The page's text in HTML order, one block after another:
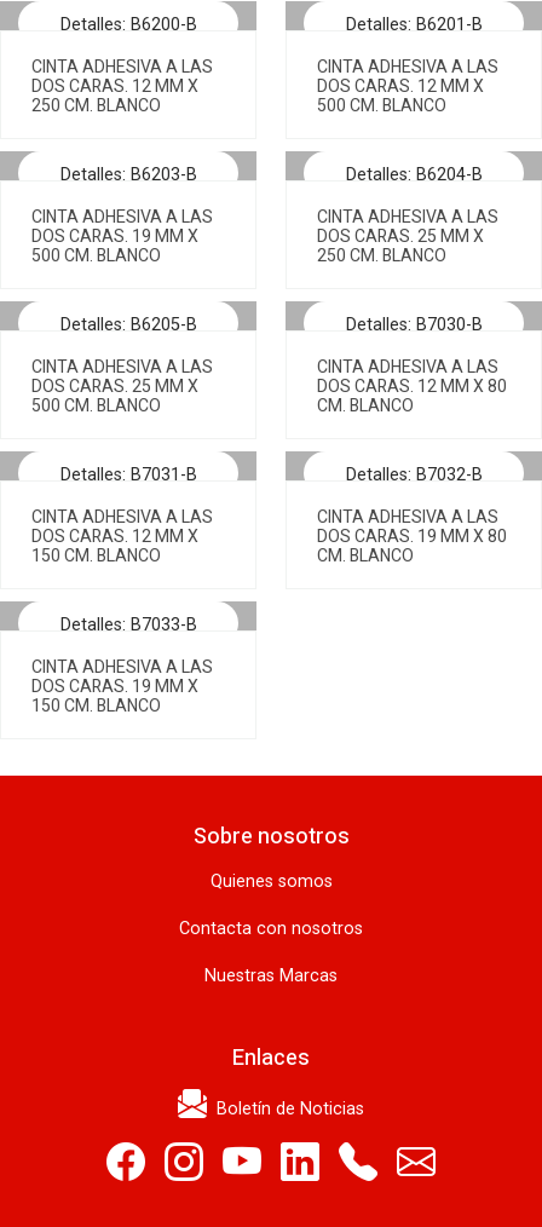
Detalles: B6200-B
CINTA ADHESIVA A LAS
DOS CARAS. 12 MM X
250 CM. BLANCO
Detalles: B6201-B
CINTA ADHESIVA A LAS
DOS CARAS. 12 MM X
500 CM. BLANCO
Detalles: B6203-B
CINTA ADHESIVA A LAS
DOS CARAS. 19 MM X
500 CM. BLANCO
Detalles: B6204-B
CINTA ADHESIVA A LAS
DOS CARAS. 25 MM X
250 CM. BLANCO
Detalles: B6205-B
CINTA ADHESIVA A LAS
DOS CARAS. 25 MM X
500 CM. BLANCO
Detalles: B7030-B
CINTA ADHESIVA A LAS
DOS CARAS. 12 MM X 80
CM. BLANCO
Detalles: B7031-B
CINTA ADHESIVA A LAS
DOS CARAS. 12 MM X
150 CM. BLANCO
Detalles: B7032-B
CINTA ADHESIVA A LAS
DOS CARAS. 19 MM X 80
CM. BLANCO
Detalles: B7033-B
CINTA ADHESIVA A LAS
DOS CARAS. 19 MM X
150 CM. BLANCO
Sobre nosotros
Quienes somos
Contacta con nosotros
Nuestras Marcas
Enlaces
Boletín de Noticias